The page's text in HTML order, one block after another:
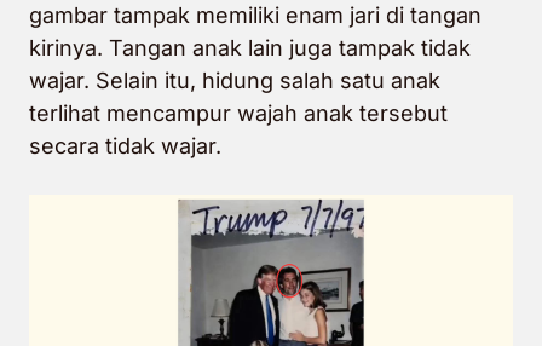
gambar tampak memiliki enam jari di tangan
kirinya. Tangan anak lain juga tampak tidak
wajar. Selain itu, hidung salah satu anak
terlihat mencampur wajah anak tersebut
secara tidak wajar.